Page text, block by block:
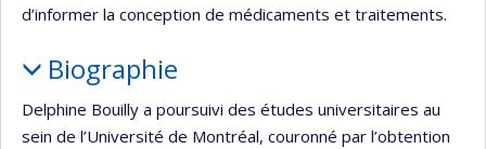
d’informer la conception de médicaments et traitements.
Biographie
Delphine Bouilly a poursuivi des études universitaires au
sein de l’Université de Montréal, couronné par l’obtention